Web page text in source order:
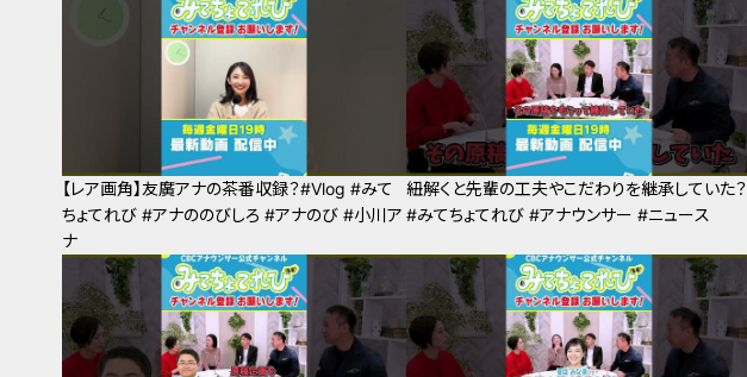
【レア画角】友廣アナの茶番収録？#Vlog #みて
ちょてれび #アナののびしろ #アナのび #小川ア
ナ
紐解くと先輩の工夫やこだわりを継承していた？
#みてちょてれび #アナウンサー #ニュース